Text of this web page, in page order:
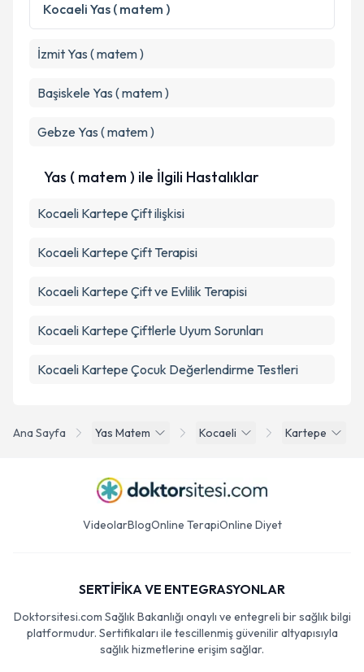
Ana Sayfa Yas Matem Kocaeli Kartepe
Kocaeli Yas ( matem )
İzmitYas ( matem )
Başiskele Yas ( matem )
Gebze Yas ( matem )
Yas ( matem ) ile İlgili Hastalıklar
Kocaeli Kartepe Çift ilişkisi
Kocaeli Kartepe Çift Terapisi
Kocaeli Kartepe Çift ve Evlilik Terapisi
Kocaeli Kartepe Çiftlerle Uyum Sorunları
Kocaeli Kartepe Çocuk Değerlendirme Testleri
VideolarBlogOnline TerapiOnline Diyet
SERTİFİKA VE ENTEGRASYONLAR
Doktorsitesi.com Sağlık Bakanlığı onaylı ve entegreli bir sağlık bilgi
platformudur. Sertifikaları ile tescillenmiş güvenilir altyapısıyla
sağlık hizmetlerine erişim sağlar.